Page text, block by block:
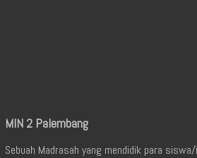
MIN 2 Palembang
Sebuah Madrasah yang mendidik para